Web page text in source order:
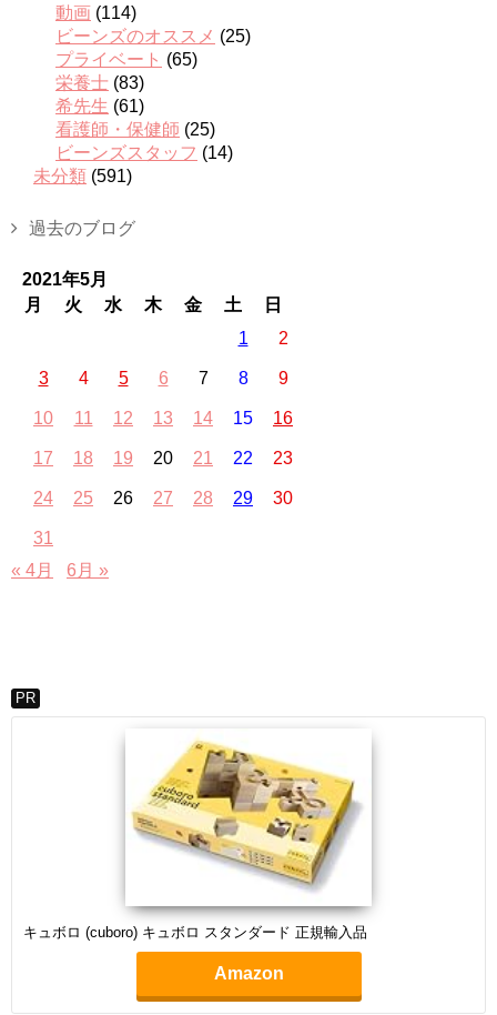
動画 (114)
ビーンズのオススメ (25)
プライベート (65)
栄養士 (83)
希先生 (61)
看護師・保健師 (25)
ビーンズスタッフ (14)
未分類 (591)
過去のブログ
2021年5月
月
火 水 木 金 土
日
1
2
3 4 5 6 7 8 9
10 11 12 13 14 15 16
17 18 19 20 21 22 23
24 25 26 27 28 29 30
31
« 4月
6月 »
PR
キュボロ (cuboro) キュボロ スタンダード 正規輸入品
Amazon